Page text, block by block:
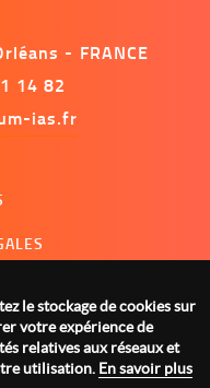
- FRANCE
14 82
ias.fr
le stockage de cookies sur
votre expérience de
relatives aux réseaux et
utilisation. En savoir plus